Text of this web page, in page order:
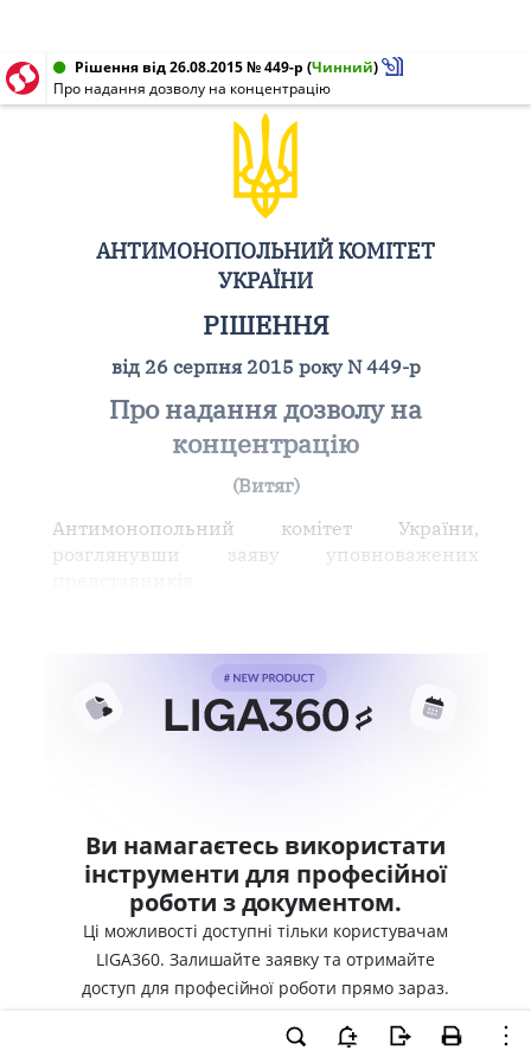
Рішення від 26.08.2015 № 449-р (Чинний)
Про надання дозволу на концентрацію
АНТИМОНОПОЛЬНИЙ КОМІТЕТ
УКРАЇНИ
РІШЕННЯ
від 26 серпня 2015 року N 449-р
Про надання дозволу на
концентрацію
(Витяг)
Антимонопольний комітет України,
розглянувши заяву уповноважених
Ви намагаєтесь використати
інструменти для професійної
роботи з документом.
Ці можливості доступні тільки користувачам
LIGA360. Залишайте заявку та отримайте
доступ для професійної роботи прямо зараз.